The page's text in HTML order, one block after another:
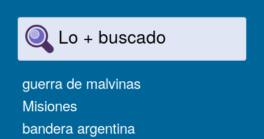
Lo + buscado
guerra de malvinas
Misiones
bandera argentina